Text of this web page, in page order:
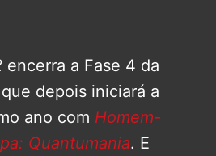
encerra a Fase 4 da
depois iniciará a
ano com Homem-
Quantumania. E